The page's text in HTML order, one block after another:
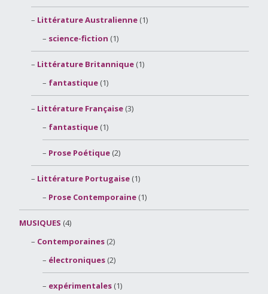
Littérature Australienne(1)
science-fiction (1)
Littérature Britannique(1)
fantastique (1)
Littérature Française(3)
fantastique (1)
Prose Poétique (2)
Littérature Portugaise(1)
Prose Contemporaine (1)
MUSIQUES (4)
Contemporaines(2)
électroniques (2)
expérimentales (1)